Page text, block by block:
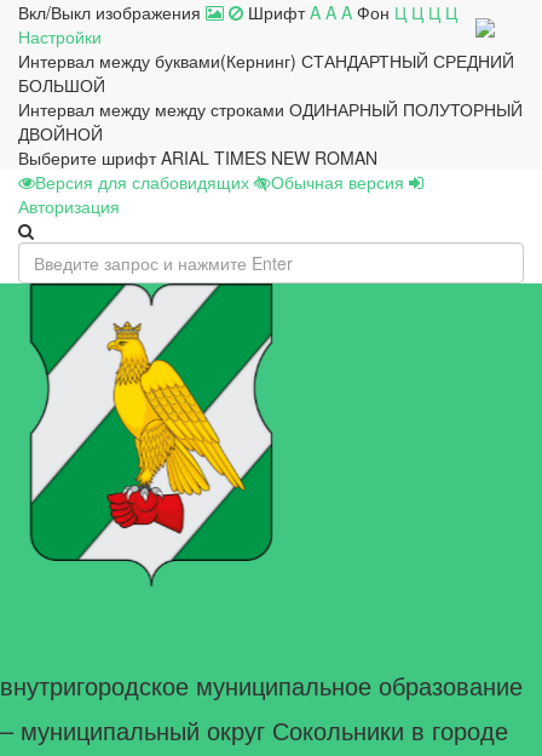
Вкл/Выкл изображения Шрифт A A A Фон Ц Ц Ц Ц
Настройки
Интервал между буквами(Кернинг) СТАНДАРТНЫЙ СРЕДНИЙ
БОЛЬШОЙ
Интервал между между строками ОДИНАРНЫЙ ПОЛУТОРНЫЙ
ДВОЙНОЙ
Выберите шрифтARIAL TIMES NEW ROMAN
Версия для слабовидящих
Обычная версия
Авторизация
внутригородское муниципальное образование
– муниципальный округ Сокольники в городе